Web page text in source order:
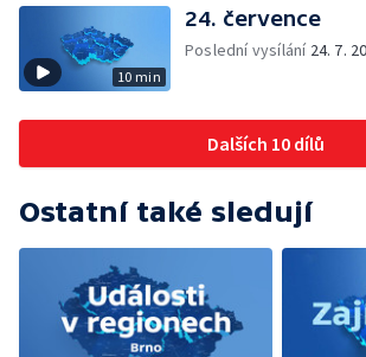
10 min
24. července
Poslední vysílání 24. 7.
Dalších 10 dílů
Ostatní také sledují